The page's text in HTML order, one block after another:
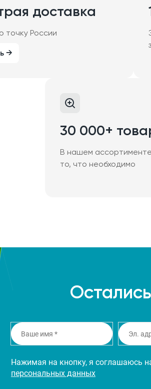
доставка
точку России
→
30 000+
В нашем
то, что необходимо
Нажимая на кнопку, я соглашаюсь
персональных данных